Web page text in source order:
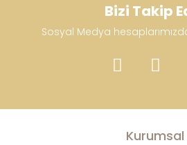
Bizi Takip
Sosyal Medya
Kurumsal